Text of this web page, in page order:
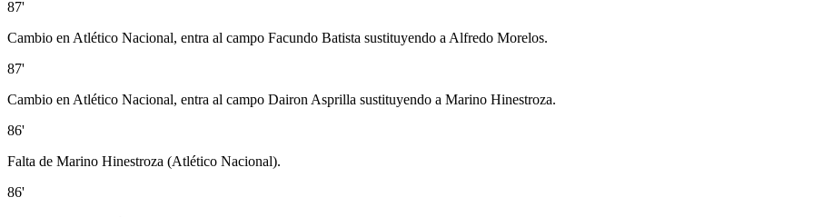
87'
Cambio en Atlético Nacional, entra al campo Facundo Batista sustituyendo a Alfredo Morelos.
87'
Cambio en Atlético Nacional, entra al campo Dairon Asprilla sustituyendo a Marino Hinestroza.
86'
Falta de Marino Hinestroza (Atlético Nacional).
86'